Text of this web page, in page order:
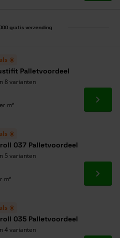
gratis verzending
☀️
Palletvoordeel
8 varianten
m² Ga
☀️
037 Palletvoordeel
5 varianten
m² Ga
☀️
035 Palletvoordeel
4 varianten